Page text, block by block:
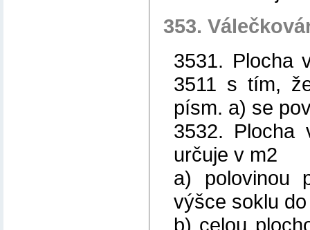
353.
3531. Plocha
3511 s tím,
písm. a) se
3532. Plocha
určuje v m2
a) polovinou
výšce soklu
b) celou